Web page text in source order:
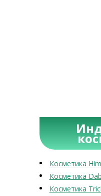
Косметика
Косметика
Косметика